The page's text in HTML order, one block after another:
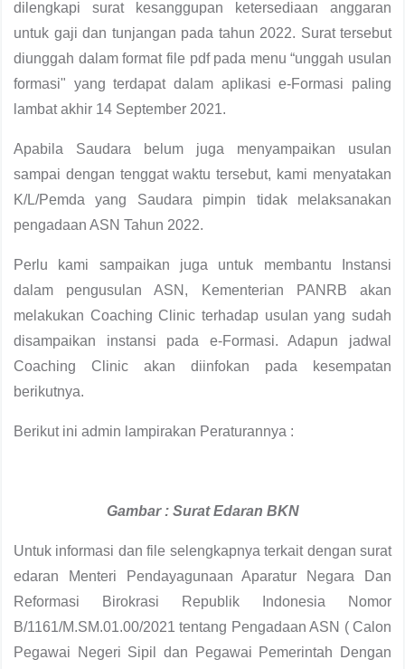
dilengkapi surat kesanggupan ketersediaan anggaran
untuk gaji dan tunjangan pada tahun 2022. Surat tersebut
diunggah dalam format file pdf pada menu “unggah usulan
formasi" yang terdapat dalam aplikasi e-Formasi paling
lambat akhir 14 September 2021.
Apabila Saudara belum juga menyampaikan usulan
sampai dengan tenggat waktu tersebut, kami menyatakan
K/L/Pemda yang Saudara pimpin tidak melaksanakan
pengadaan ASN Tahun 2022.
Perlu kami sampaikan juga untuk membantu Instansi
dalam pengusulan ASN, Kementerian PANRB akan
melakukan Coaching Clinic terhadap usulan yang sudah
disampaikan instansi pada e-Formasi. Adapun jadwal
Coaching Clinic akan diinfokan pada kesempatan
berikutnya.
Berikut ini admin lampirakan Peraturannya :
Gambar : Surat Edaran BKN
Untuk informasi dan file selengkapnya terkait dengan surat
edaran Menteri Pendayagunaan Aparatur Negara Dan
Reformasi Birokrasi Republik Indonesia Nomor
B/1161/M.SM.01.00/2021 tentang Pengadaan ASN ( Calon
Pegawai Negeri Sipil dan Pegawai Pemerintah Dengan